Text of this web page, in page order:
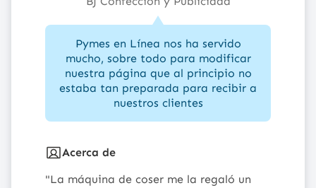
Pymes en Línea nos ha servido
mucho, sobre todo para modificar
nuestra página que al principio no
estaba tan preparada para recibir a
nuestros clientes
Acerca de
"La máquina de coser me la regaló un